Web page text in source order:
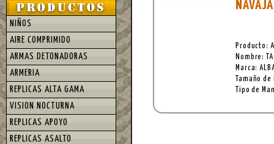
Producto:
Nombre:
Marca:
Tamaño
Tipo de
NIÑOS
AIRE COMPRIMIDO
ARMAS DETONADORAS
ARMERIA
REPLICAS ALTA GAMA
VISION NOCTURNA
REPLICAS APOYO
REPLICAS ASALTO